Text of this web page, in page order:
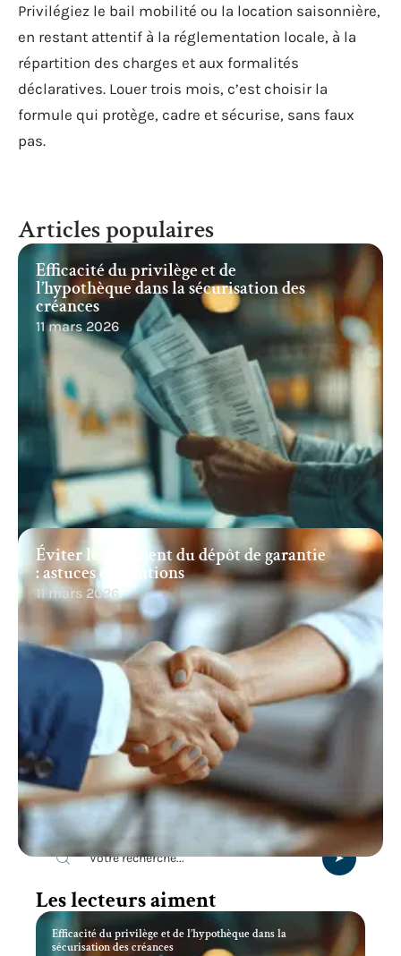
Privilégiez le bail mobilité ou la location saisonnière,
en restant attentif à la réglementation locale, à la
répartition des charges et aux formalités
déclaratives. Louer trois mois, c’est choisir la
formule qui protège, cadre et sécurise, sans faux
pas.
Articles populaires
Efficacité du privilège et de
l’hypothèque dans la sécurisation des
créances
11 mars 2026
Éviter le paiement du dépôt de garantie
: astuces et solutions
11 mars 2026
Recherche
Les lecteurs aiment
Efficacité du privilège et de l’hypothèque dans la
sécurisation des créances